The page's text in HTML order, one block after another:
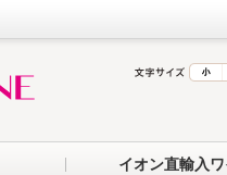
イオン直輸入